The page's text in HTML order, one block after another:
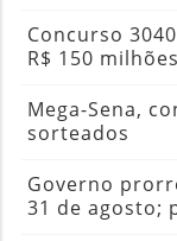
Concurso
R$ 150
Mega-Sena,
sorteados
Governo
31 de agosto;